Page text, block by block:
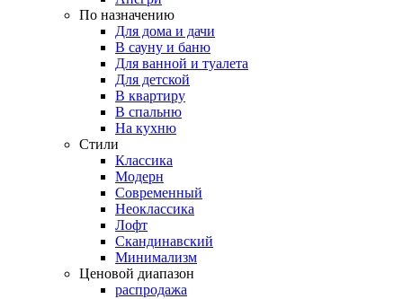
По назначению
Для дома и дачи
В сауну и баню
Для ванной и туалета
Для детской
В квартиру
В спальню
На кухню
Стили
Классика
Модерн
Современный
Неоклассика
Лофт
Скандинавский
Минимализм
Ценовой диапазон
распродажа